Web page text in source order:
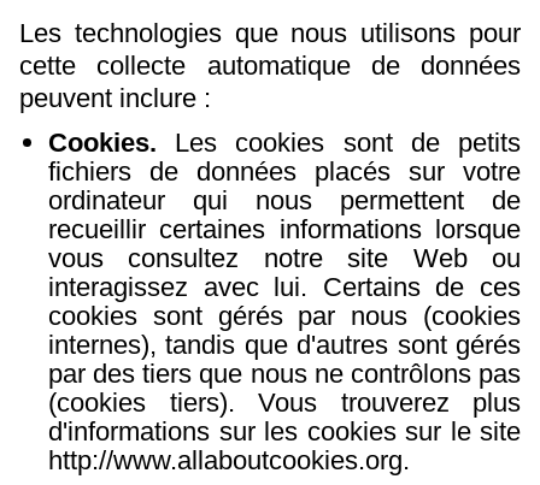
Les technologies que nous utilisons pour
cette collecte automatique de données
peuvent inclure :
Cookies. Les cookies sont de petits
fichiers de données placés sur votre
ordinateur qui nous permettent de
recueillir certaines informations lorsque
vous consultez notre site Web ou
interagissez avec lui. Certains de ces
cookies sont gérés par nous (cookies
internes), tandis que d'autres sont gérés
par des tiers que nous ne contrôlons pas
(cookies tiers). Vous trouverez plus
d'informations sur les cookies sur le site
http://www.allaboutcookies.org.